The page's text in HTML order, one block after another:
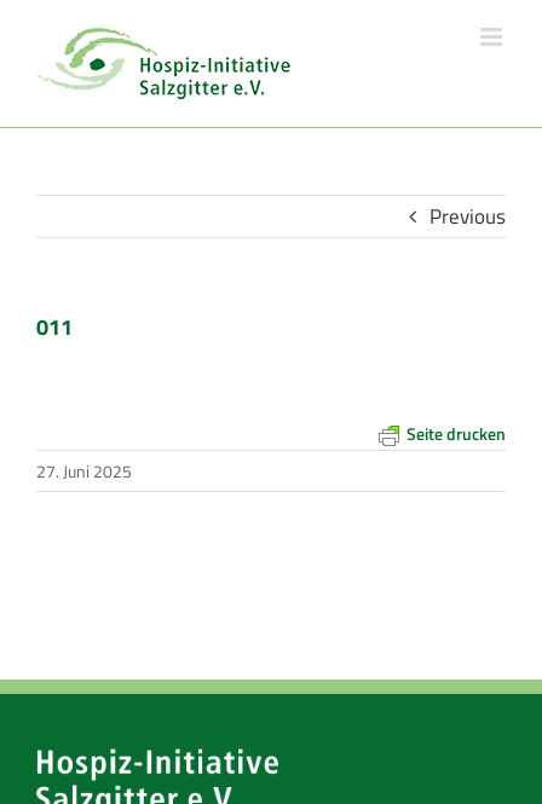
content
Previous
011
Seite drucken
27. Juni 2025